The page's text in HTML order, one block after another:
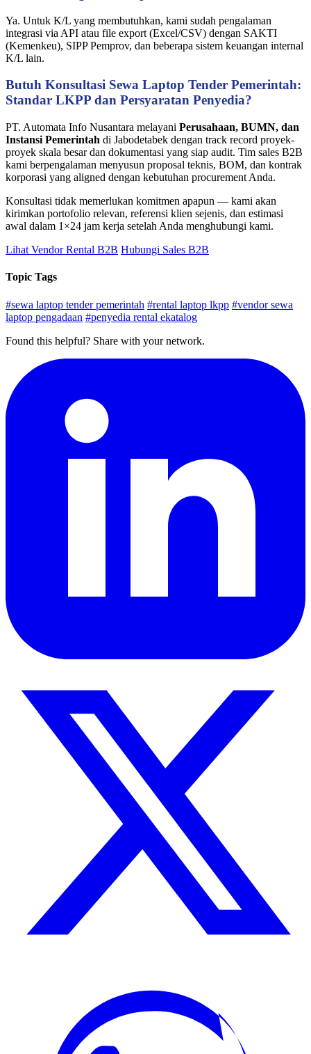
Ya. Untuk K/L yang membutuhkan, kami sudah pengalaman
integrasi via API atau file export (Excel/CSV) dengan SAKTI
(Kemenkeu), SIPP Pemprov, dan beberapa sistem keuangan internal
K/L lain.
Butuh Konsultasi Sewa Laptop Tender Pemerintah:
Standar LKPP dan Persyaratan Penyedia?
PT. Automata Info Nusantara melayani Perusahaan, BUMN, dan
Instansi Pemerintah di Jabodetabek dengan track record proyek-
proyek skala besar dan dokumentasi yang siap audit. Tim sales B2B
kami berpengalaman menyusun proposal teknis, BOM, dan kontrak
korporasi yang aligned dengan kebutuhan procurement Anda.
Konsultasi tidak memerlukan komitmen apapun — kami akan
kirimkan portofolio relevan, referensi klien sejenis, dan estimasi
awal dalam 1×24 jam kerja setelah Anda menghubungi kami.
Lihat Vendor Rental B2B Hubungi Sales B2B
Topic Tags
#sewa laptop tender pemerintah #rental laptop lkpp #vendor sewa
laptop pengadaan #penyedia rental ekatalog
Found this helpful? Share with your network.